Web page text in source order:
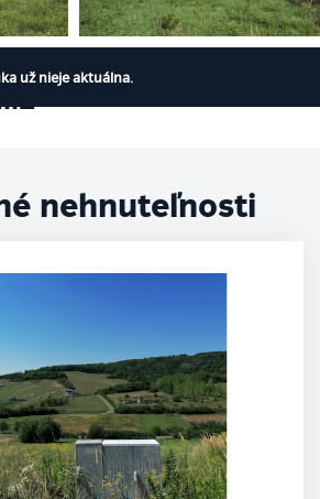
pozemok,
už nieje aktuálna.
nehnuteľnosti